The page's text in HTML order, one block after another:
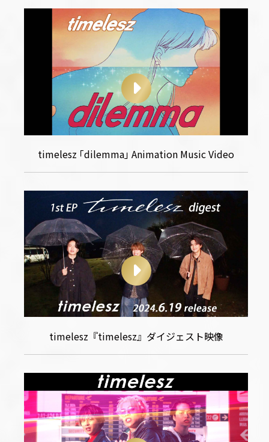
timelesz ｢dilemma｣ Animation Music Video
timelesz『timelesz』ダイジェスト映像